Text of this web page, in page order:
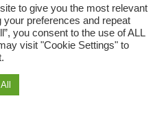
to give you the most relevant
preferences and repeat
you consent to the use of ALL
visit "Cookie Settings" to